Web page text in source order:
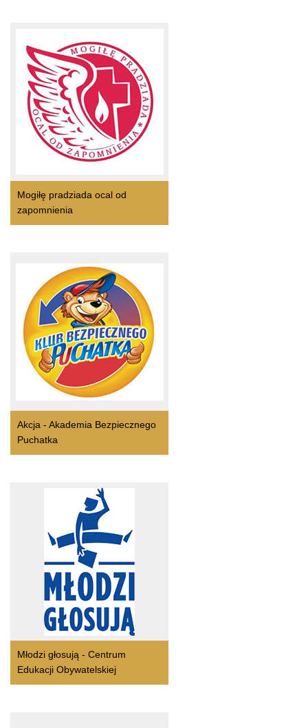
Mogiłę pradziada ocal od
zapomnienia
Akcja - Akademia Bezpiecznego
Puchatka
Młodzi głosują - Centrum
Edukacji Obywatelskiej